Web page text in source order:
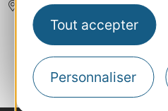
Tout accepter
Personnaliser
LOURDES
‹ ... 35